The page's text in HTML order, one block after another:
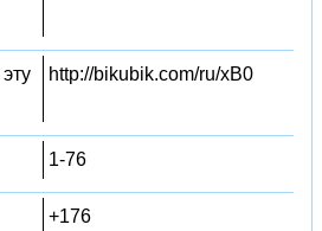
http://bikubik.com/ru/xB0
1-76
+176